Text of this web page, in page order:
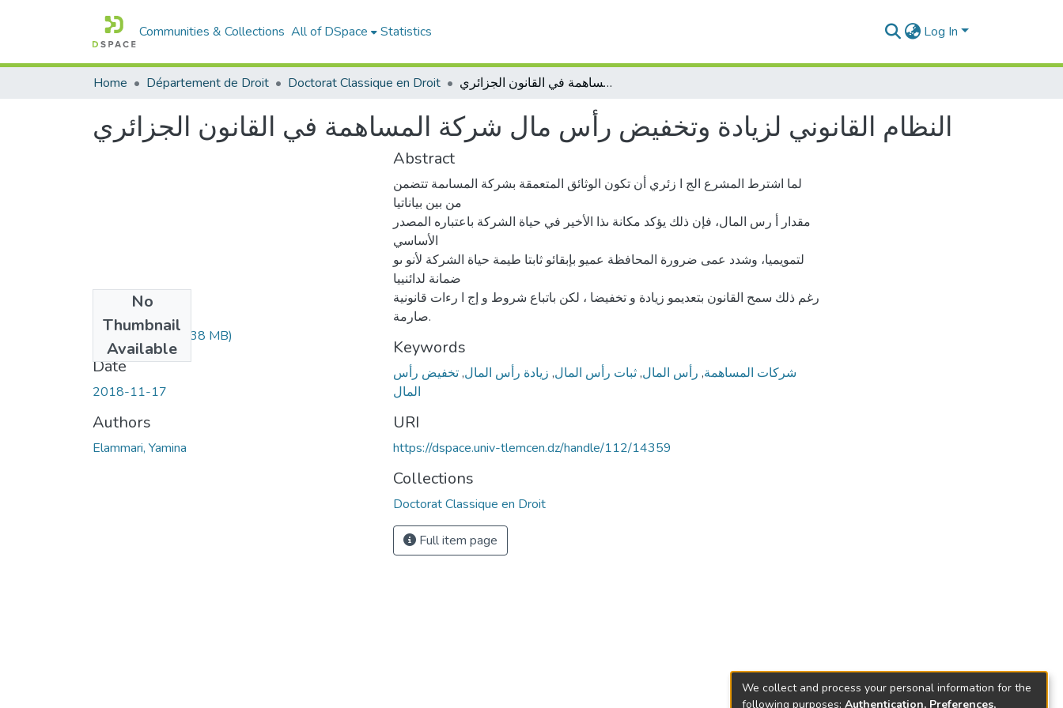
Communities & Collections All of DSpace Statistics Log In
Home Département de Droit Doctorat Classique en Droit النظام القانوني لزيادة وتخفيض رأس مال شركة المساهمة في القانون الجزائري
النظام القانوني لزيادة وتخفيض رأس مال شركة المساهمة في القانون الجزائري
No
Thumbnail
Available
Delammari.pdf(7.38 MB)
Date
2018-11-17
Authors
Elammari, Yamina
Abstract
لما اشترط المشرع الج ا زئري أن تكون الوثائق المتعمقة بشركة المساىمة تتضمن
من بين بياناتيا
مقدار أ رس المال، فإن ذلك يؤكد مكانة ىذا الأخير في حياة الشركة باعتباره المصدر
الأساسي
لتمويميا، وشدد عمى ضرورة المحافظة عميو بإبقائو ثابتا طيمة حياة الشركة لأنو ىو
ضمانة لدائنييا
رغم ذلك سمح القانون بتعديمو زيادة و تخفيضا ، لكن باتباع شروط و إج ا رءات قانونية
صارمة.
Keywords
شركات المساهمة, رأس المال,ثبات رأس المال, زيادة رأس المال,تخفيض رأس
المال
URI
https://dspace.univ-tlemcen.dz/handle/112/14359
Collections
Doctorat Classique en Droit
Full item page
We collect and process your personal information for the
following purposes: Authentication, Preferences,